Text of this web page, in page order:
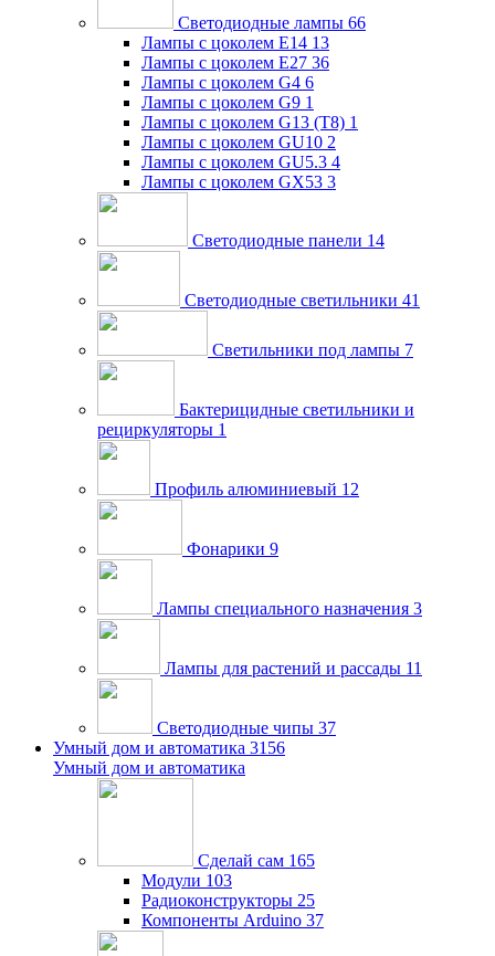
Светодиодные лампы 66
Лампы с цоколем E14 13
Лампы с цоколем E27 36
Лампы с цоколем G4 6
Лампы с цоколем G9 1
Лампы с цоколем G13 (Т8) 1
Лампы с цоколем GU10 2
Лампы с цоколем GU5.3 4
Лампы с цоколем GX53 3
Светодиодные панели 14
Светодиодные светильники 41
Светильники под лампы 7
Бактерицидные светильники и
рециркуляторы 1
Профиль алюминиевый 12
Фонарики 9
Лампы специального назначения 3
Лампы для растений и рассады 11
Светодиодные чипы 37
Умный дом и автоматика 3156
Умный дом и автоматика
Сделай сам 165
Модули 103
Радиоконструкторы 25
Компоненты Arduino 37